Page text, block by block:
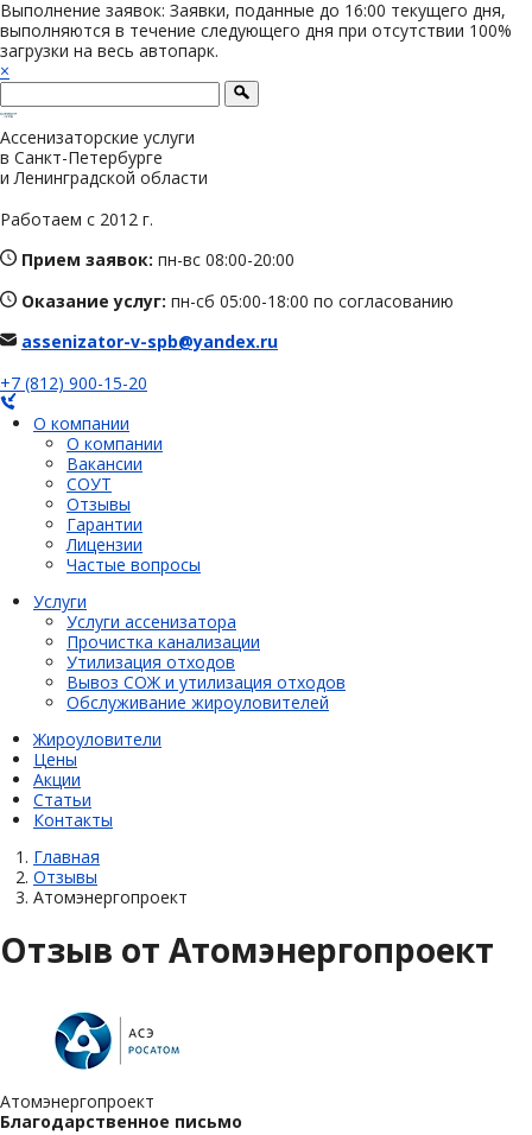
Выполнение заявок: Заявки, поданные до 16:00 текущего дня,
выполняются в течение следующего дня при отсутствии 100%
загрузки на весь автопарк.
×
Ассенизаторские услуги
в Санкт-Петербурге
и Ленинградской области
Работаем с 2012 г.
Прием заявок: пн-вс 08:00-20:00
Оказание услуг: пн-сб 05:00-18:00 по согласованию
assenizator-v-spb@yandex.ru
+7 (812) 900-15-20
О компании
О компании
Вакансии
СОУТ
Отзывы
Гарантии
Лицензии
Частые вопросы
Услуги
Услуги ассенизатора
Прочистка канализации
Утилизация отходов
Вывоз СОЖ и утилизация отходов
Обслуживание жироуловителей
Жироуловители
Цены
Акции
Статьи
Контакты
Главная
Отзывы
Атомэнергопроект
Отзыв от Атомэнергопроект
Атомэнергопроект
Благодарственное письмо